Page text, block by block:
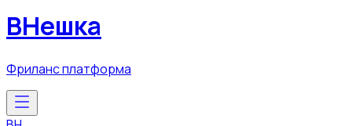
ВНешка
Фриланс платформа